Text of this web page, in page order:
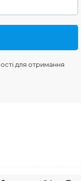
для отримання